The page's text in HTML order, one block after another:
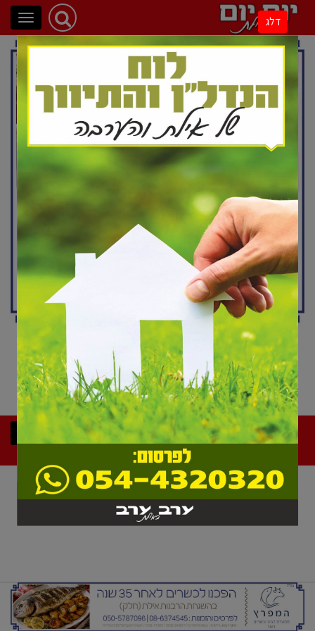
דלג
פתיחת
ניווט
המדור אליו אתם מנסים להכנס לא עודכן השבוע
כדי לחזור לעמוד הראשילחצו כאן
ניווט
עיצוב: יום יום באילת | פיתוח